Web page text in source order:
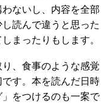
ないし、内容を全部
読んで違うと思った
まったりもします。
、食事のような感覚
す。本を読んだ日時
をつけるのも一案で